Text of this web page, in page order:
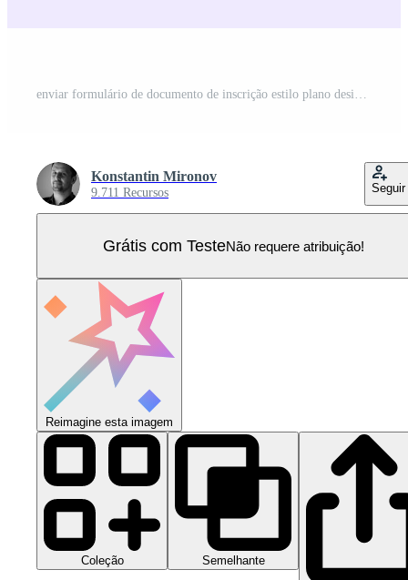
enviar formulário de documento de inscrição estilo plano design ícone sinal ilustração vetorial isolado no fundo branco. aplicativo completo ou conceito de negócio de documento de pesquisa com carimbo de contrato de texto. Vetor Pro
Konstantin Mironov
9.711 Recursos Seguir
Grátis com TesteNão requere atribuição!
Reimagine esta imagem
Coleção Semelhante